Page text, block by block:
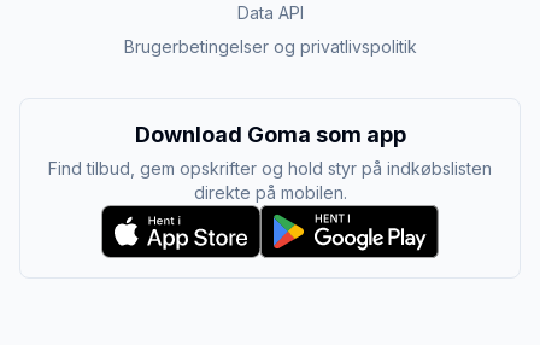
Data API
Brugerbetingelser og privatlivspolitik
Download Goma som app
Find tilbud, gem opskrifter og hold styr på indkøbslisten
direkte på mobilen.